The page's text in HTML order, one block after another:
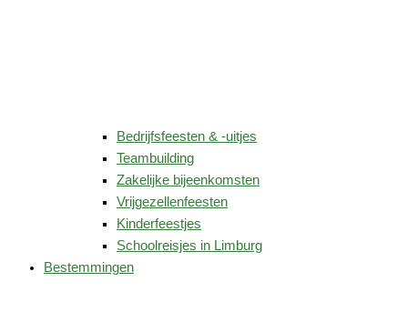
Bedrijfsfeesten & -uitjes
Teambuilding
Zakelijke bijeenkomsten
Vrijgezellenfeesten
Kinderfeestjes
Schoolreisjes in Limburg
Bestemmingen